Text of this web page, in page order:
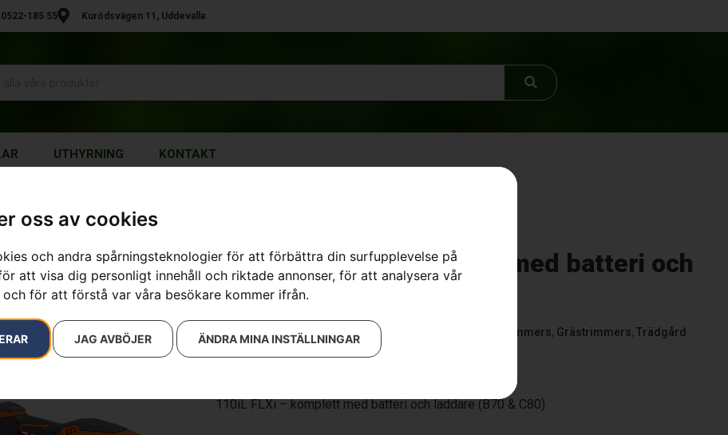
oss av cookies
och andra spårningsteknologier för att förbättra din surfupplevelse på
att visa dig personligt innehåll och riktade annonser, för att analysera vår
för att förstå var våra besökare kommer ifrån.
JAG AVBÖJER ÄNDRA MINA INSTÄLLNINGAR
0522-185 55 Kurödsvägen 11, Uddevalla
UTHYRNING KONTAKT
HUSQVARNA 110iL FLXi med batteri och
laddare
Kategorier: Batteridrivna Grästrimmers Batteridrivna Trimmers, Grästrimmers, Trädgård
3 290kr
110iL FLXi – komplett med batteri och laddare (B70 & C80)